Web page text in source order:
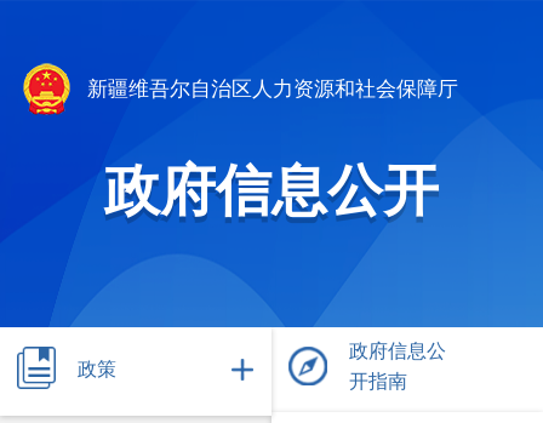
新疆维吾尔自治区人力资源和社会保障厅
政府信息公开
政策
政府信息公
开指南